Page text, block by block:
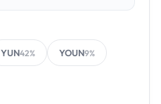
YUN42% YOUN9%